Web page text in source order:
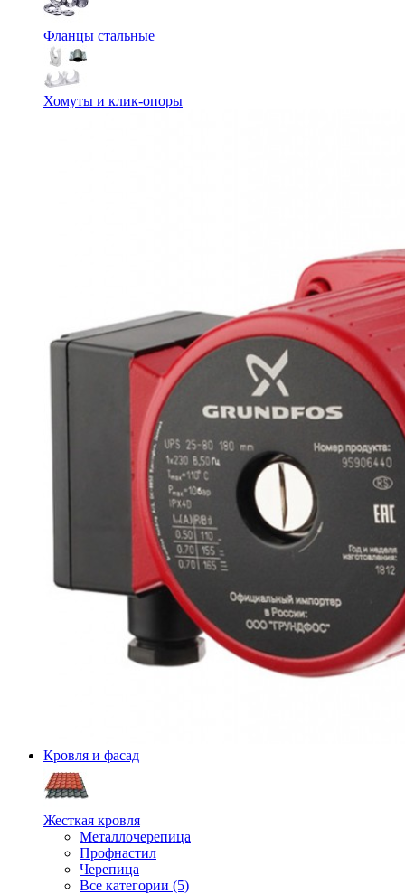
Фланцы стальные
Хомуты и клик-опоры
Кровля и фасад
Жесткая кровля
Металлочерепица
Профнастил
Черепица
Все категории (5)